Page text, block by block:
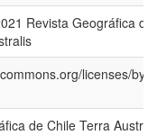
Revista Geográfica de
licenses/by/
de Chile Terra